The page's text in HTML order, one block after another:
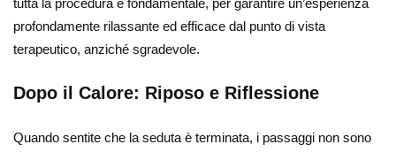
profondamente rilassante ed efficace dal punto di vista
terapeutico, anziché sgradevole.
Dopo il Calore: Riposo e Riflessione
Quando sentite che la seduta è terminata, i passaggi non sono